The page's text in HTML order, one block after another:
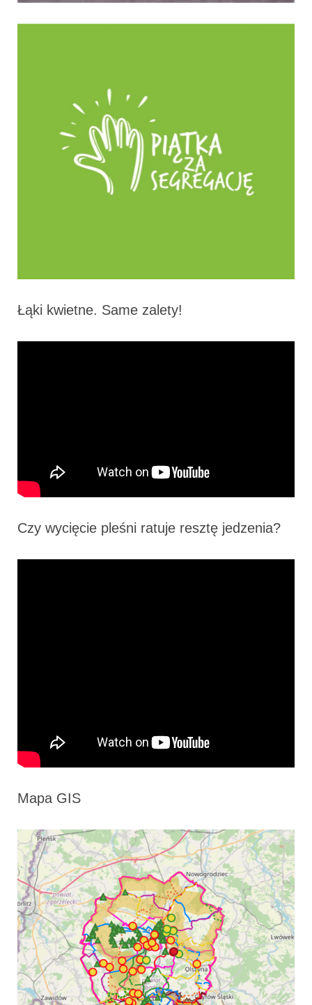
Łąki kwietne. Same zalety!
Czy wycięcie pleśni ratuje resztę jedzenia?
Mapa GIS